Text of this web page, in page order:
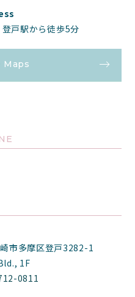
戸駅から徒歩5分
Maps
市多摩区登戸3282-1
1F
0811